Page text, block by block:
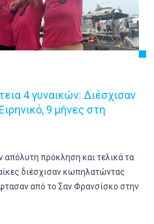
4 γυναικών: Διέσχισαν
9 μήνες στη
απόλυτη πρόκληση και τελικά τα
διέσχισαν κωπηλατώντας
από το Σαν Φρανσίσκο στην
Αστυνομικό Δελτίο